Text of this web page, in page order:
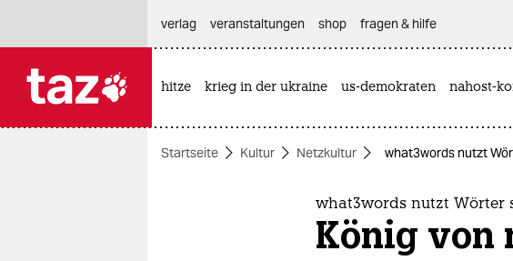
themen
verlag
veranstaltungen shop fragen & hilfe
hitze krieg in der ukraine us-demokraten nahost-
Startseite Kultur Netzkultur what3words nutzt
what3words nutzt Wörter
König von